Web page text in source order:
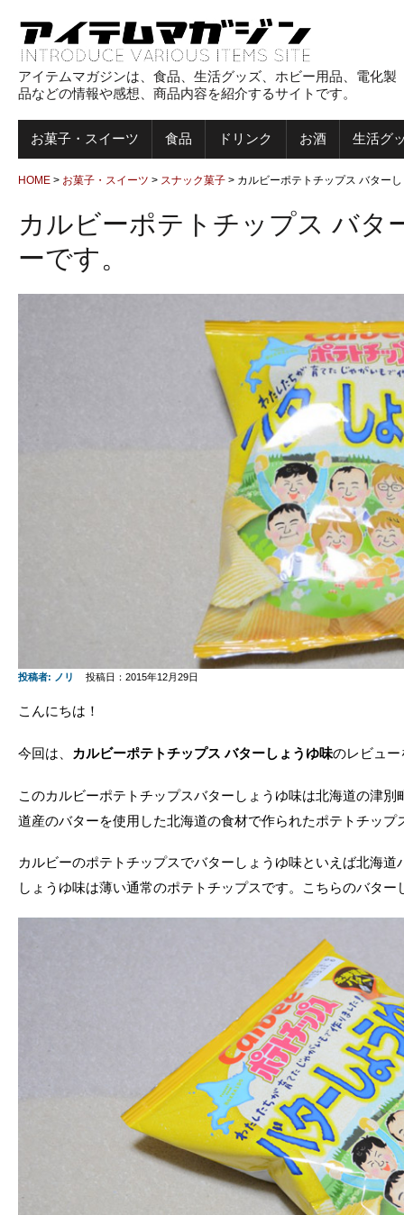
アイテムマガジンは、食品、生活グッズ、ホビー用品、電化製
品などの情報や感想、商品内容を紹介するサイトです。
お菓子・スイーツ 食品 ドリンク お酒 生活グ
HOME > お菓子・スイーツ > スナック菓子 > カルビーポテトチップス バター
カルビーポテトチップス バタ
ーです。
投稿者: ノリ 投稿日：2015年12月29日
こんにちは！
今回は、 カルビーポテトチップス バターしょうゆ味のレビュ
このカルビーポテトチップスバターしょうゆ味は北海道の津
道産のバターを使用した北海道の食材で作られたポテトチップ
カルビーのポテトチップスでバターしょうゆ味といえば北海
しょうゆ味は薄い通常のポテトチップスです。こちらのバタ